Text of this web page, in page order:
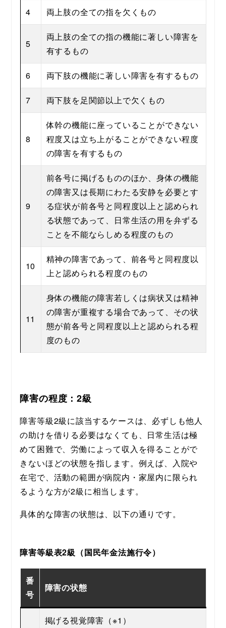
4 両上肢の全ての指を欠くもの
5
両上肢の全ての指の機能に著しい障害を
有するもの
6 両下肢の機能に著しい障害を有するもの
7 両下肢を足関節以上で欠くもの
8
体幹の機能に座っていることができない
程度又は立ち上がることができない程度
の障害を有するもの
9
前各号に掲げるもののほか、身体の機能
の障害又は長期にわたる安静を必要とす
る症状が前各号と同程度以上と認められ
る状態であって、日常生活の用を弁ずる
ことを不能ならしめる程度のもの
10
精神の障害であって、前各号と同程度以
上と認められる程度のもの
11
身体の機能の障害若しくは病状又は精神
の障害が重複する場合であって、その状
態が前各号と同程度以上と認められる程
度のもの
障害の程度：2級
障害等級2級に該当するケースは、必ずしも他人
の助けを借りる必要はなくても、日常生活は極
めて困難で、労働によって収入を得ることがで
きないほどの状態を指します。例えば、入院や
在宅で、活動の範囲が病院内・家屋内に限られ
るような方が2級に相当します。
具体的な障害の状態は、以下の通りです。
障害等級表2級（国民年金法施行令）
番
号
障害の状態
掲げる視覚障害（※1）